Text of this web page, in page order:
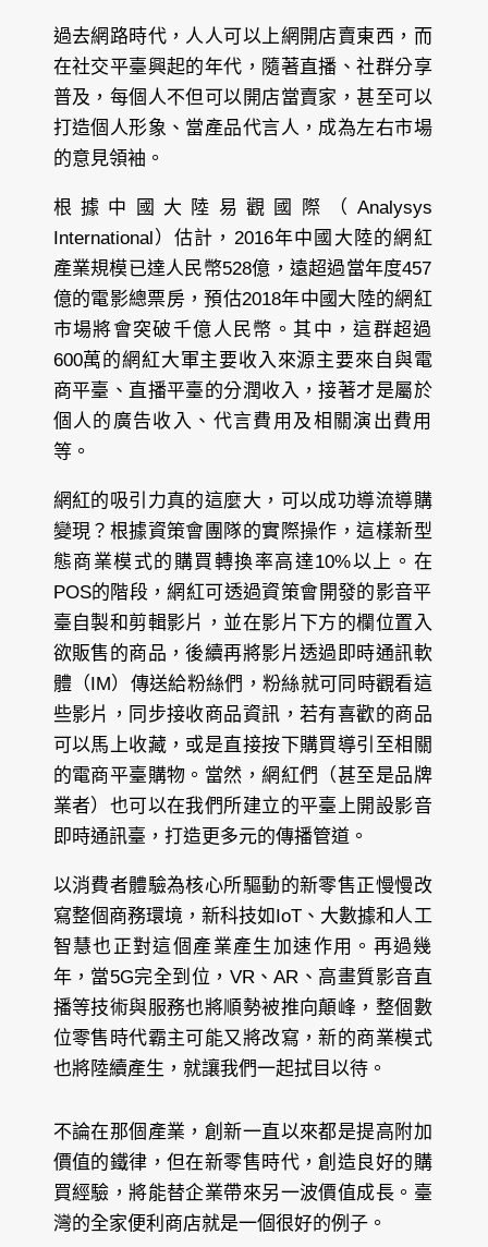
過去網路時代，人人可以上網開店賣東西，而
在社交平臺興起的年代，隨著直播、社群分享
普及，每個人不但可以開店當賣家，甚至可以
打造個人形象、當產品代言人，成為左右市場
的意見領袖。
根據中國大陸易觀國際（Analysys
International）估計，2016年中國大陸的網紅
產業規模已達人民幣528億，遠超過當年度457
億的電影總票房，預估2018年中國大陸的網紅
市場將會突破千億人民幣。其中，這群超過
600萬的網紅大軍主要收入來源主要來自與電
商平臺、直播平臺的分潤收入，接著才是屬於
個人的廣告收入、代言費用及相關演出費用
等。
網紅的吸引力真的這麼大，可以成功導流導購
變現？根據資策會團隊的實際操作，這樣新型
態商業模式的購買轉換率高達10%以上。在
POS的階段，網紅可透過資策會開發的影音平
臺自製和剪輯影片，並在影片下方的欄位置入
欲販售的商品，後續再將影片透過即時通訊軟
體（IM）傳送給粉絲們，粉絲就可同時觀看這
些影片，同步接收商品資訊，若有喜歡的商品
可以馬上收藏，或是直接按下購買導引至相關
的電商平臺購物。當然，網紅們（甚至是品牌
業者）也可以在我們所建立的平臺上開設影音
即時通訊臺，打造更多元的傳播管道。
以消費者體驗為核心所驅動的新零售正慢慢改
寫整個商務環境，新科技如IoT、大數據和人工
智慧也正對這個產業產生加速作用。再過幾
年，當5G完全到位，VR、AR、高畫質影音直
播等技術與服務也將順勢被推向顛峰，整個數
位零售時代霸主可能又將改寫，新的商業模式
也將陸續產生，就讓我們一起拭目以待。
不論在那個產業，創新一直以來都是提高附加
價值的鐵律，但在新零售時代，創造良好的購
買經驗，將能替企業帶來另一波價值成長。臺
灣的全家便利商店就是一個很好的例子。